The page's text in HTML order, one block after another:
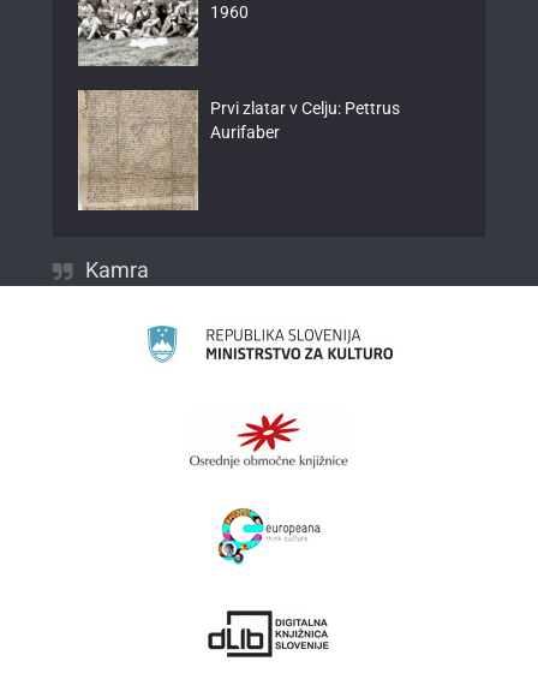
1960
Prvi zlatar v Celju: Pettrus
Aurifaber
Kamra